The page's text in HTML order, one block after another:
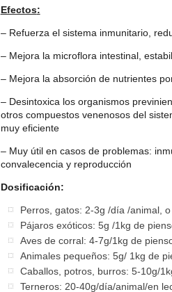
Efectos:
– Refuerza el sistema inmunitario,
– Mejora la microflora intestinal,
– Mejora la absorción de nutrientes
– Desintoxica los organismos
otros compuestos venenosos del
muy eficiente
– Muy útil en casos de problemas:
convalecencia y reproducción
Dosificación:
Perros, gatos: 2-3g /día /animal,
Pájaros exóticos: 5g /1kg de
Aves de corral: 4-7g/1kg de
Animales pequeños: 5g/ 1kg de
Caballos, potros, burros: 5-10g/
Terneros: 20-40g/día/animal/en